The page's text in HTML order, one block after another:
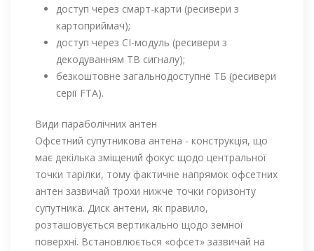
доступ через смарт-карти (ресивери з
картоприймач);
доступ через CI-модуль (ресивери з
декодуванням ТВ сигналу);
безкоштовне загальнодоступне ТБ (ресивери
серії FTA).
Види параболічних антен
Офсетний супутникова антена - конструкція, що
має декілька зміщений фокус щодо центральної
точки тарілки, тому фактичне напрямок офсетних
антен зазвичай трохи нижче точки горизонту
супутника. Диск антени, як правило,
розташовується вертикально щодо земної
поверхні. Встановлюється «офсет» зазвичай на